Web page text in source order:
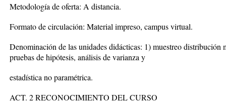
Metodología de oferta: A distancia.
Formato de circulación: Material impreso, campus virtual.
Denominación de las unidades didácticas: 1) muestreo distribución
pruebas de hipótesis, análisis de varianza y
estadística no paramétrica.
ACT. 2 RECONOCIMIENTO DEL CURSO